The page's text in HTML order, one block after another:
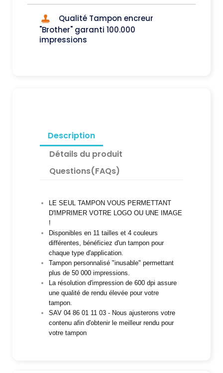
Qualité Tampon encreur
"Brother" garanti 100.000
impressions
Description
Détails du produit
Questions(FAQs)
LE SEUL TAMPON VOUS PERMETTANT
D'IMPRIMER VOTRE LOGO OU UNE IMAGE
!
Disponibles en 11 tailles et 4 couleurs
différentes, bénéficiez d'un tampon pour
chaque type d'application.
Tampon personnalisé "inusable" permettant
plus de 50 000 impressions.
La résolution d'impression de 600 dpi assure
une qualité de rendu élevée pour votre
tampon.
SAV 04 86 01 11 03 - Nous ajusterons votre
contenu afin d'obtenir le meilleur rendu pour
votre tampon